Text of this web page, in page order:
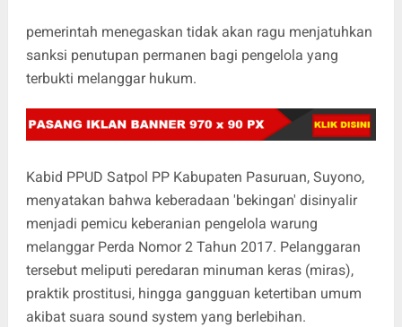
pemerintah menegaskan tidak akan ragu menjatuhkan
sanksi penutupan permanen bagi pengelola yang
terbukti melanggar hukum.
Kabid PPUD Satpol PP Kabupaten Pasuruan, Suyono,
menyatakan bahwa keberadaan 'bekingan' disinyalir
menjadi pemicu keberanian pengelola warung
melanggar Perda Nomor 2 Tahun 2017. Pelanggaran
tersebut meliputi peredaran minuman keras (miras),
praktik prostitusi, hingga gangguan ketertiban umum
akibat suara sound system yang berlebihan.